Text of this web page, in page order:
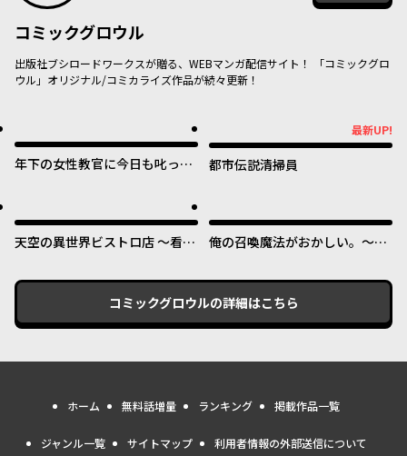
コミックグロウル
出版社ブシロードワークスが贈る、WEBマンガ配信サイト！ 「コミックグロ
ウル」オリジナル/コミカライズ作品が続々更新！
年下の女性教官に今日も叱って
最新UP!
都市伝説清掃員
天空の異世界ビストロ店 ～看板
す～
俺の召喚魔法がおかしい。～雑
使いの俺は、現代兵器を召喚し
て育成チートで無双する～
コミックグロウルの詳細はこちら
ホーム 無料話増量 ランキング 掲載作品一覧
ジャンル一覧 サイトマップ 利用者情報の外部送信について